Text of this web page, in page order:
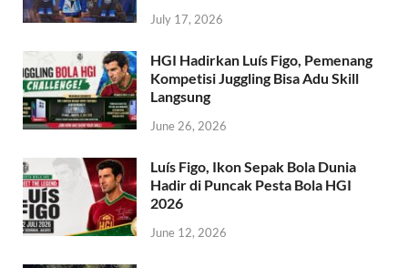
July 17, 2026
HGI Hadirkan Luís Figo, Pemenang
Kompetisi Juggling Bisa Adu Skill
Langsung
June 26, 2026
Luís Figo, Ikon Sepak Bola Dunia
Hadir di Puncak Pesta Bola HGI
2026
June 12, 2026